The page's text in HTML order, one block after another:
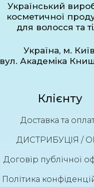
Український
косметичної
для волосся та
Україна, м.
вул. Академіка
Клієнту
Доставка та
ДИСТРИБУЦІЯ /
Договір публічної
Політика